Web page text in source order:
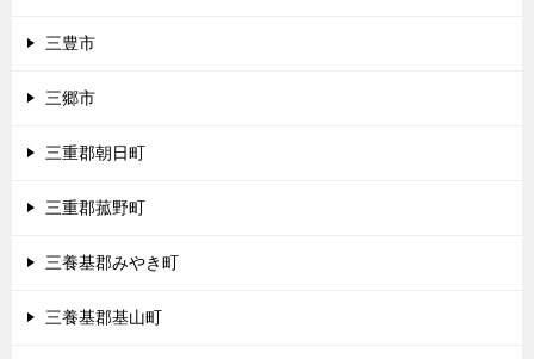
三豊市
三郷市
三重郡朝日町
三重郡菰野町
三養基郡みやき町
三養基郡基山町